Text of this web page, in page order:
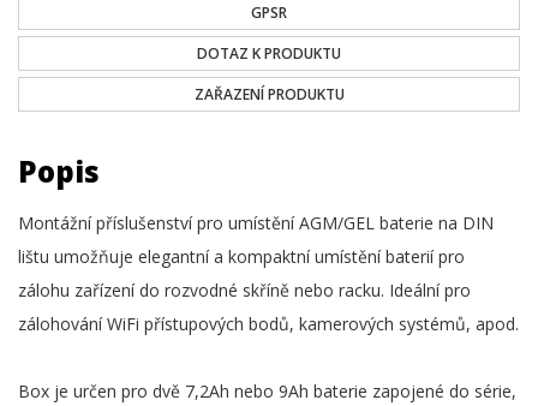
GPSR
DOTAZ K PRODUKTU
ZAŘAZENÍ PRODUKTU
Popis
Montážní příslušenství pro umístění AGM/GEL baterie na DIN
lištu umožňuje elegantní a kompaktní umístění baterií pro
zálohu zařízení do rozvodné skříně nebo racku. Ideální pro
zálohování WiFi přístupových bodů, kamerových systémů, apod.
Box je určen pro dvě 7,2Ah nebo 9Ah baterie zapojené do série,